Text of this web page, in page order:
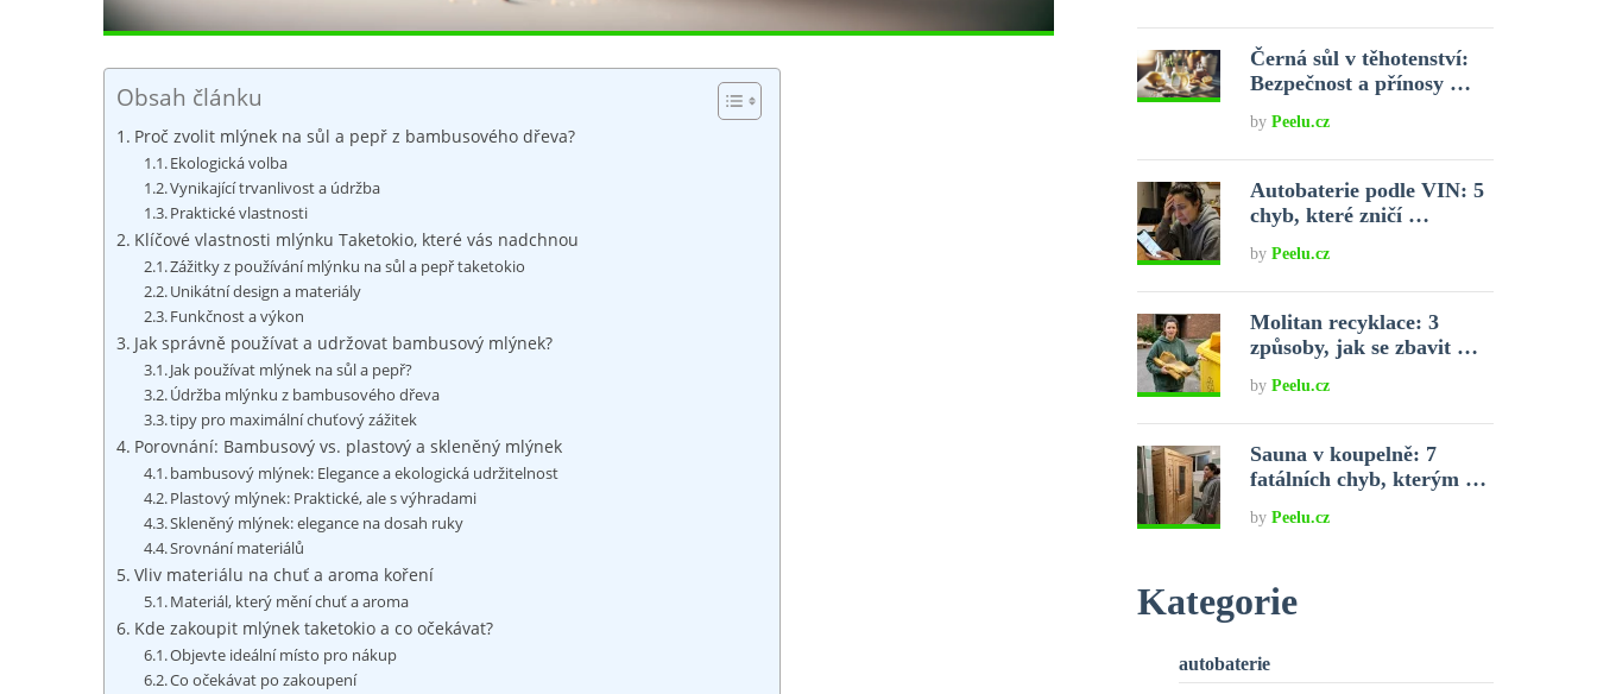
Obsah článku
Proč zvolit ⁤mlýnek na sůl a pepř z bambusového dřeva?
Ekologická volba
Vynikající trvanlivost ‌a údržba
Praktické vlastnosti
Klíčové​ vlastnosti mlýnku Taketokio, které vás nadchnou
Zážitky‍ z ​používání mlýnku​ na sůl⁣ a ‍pepř‍ taketokio
Unikátní design a materiály
Funkčnost a‍ výkon
Jak správně používat a udržovat bambusový mlýnek?
Jak používat mlýnek na sůl ​a pepř?
Údržba mlýnku z bambusového dřeva
tipy pro maximální chuťový ‌zážitek
Porovnání: Bambusový vs. plastový a skleněný mlýnek
bambusový mlýnek: Elegance a ekologická udržitelnost
Plastový mlýnek: Praktické, ale⁢ s výhradami
Skleněný mlýnek: elegance‍ na dosah ruky
Srovnání materiálů
Vliv materiálu na chuť a aroma koření
Materiál, který mění​ chuť a ​aroma
Kde zakoupit⁤ mlýnek taketokio a co ‍očekávat?
Objevte ideální místo ‌pro nákup
Co⁣ očekávat po⁤ zakoupení
Černá sůl v těhotenství:
Bezpečnost a přínosy …
byPeelu.cz
Autobaterie podle VIN: 5
chyb, které zničí …
byPeelu.cz
Molitan recyklace: 3
způsoby, jak se zbavit …
byPeelu.cz
Sauna v koupelně: 7
fatálních chyb, kterým …
byPeelu.cz
Kategorie
autobaterie